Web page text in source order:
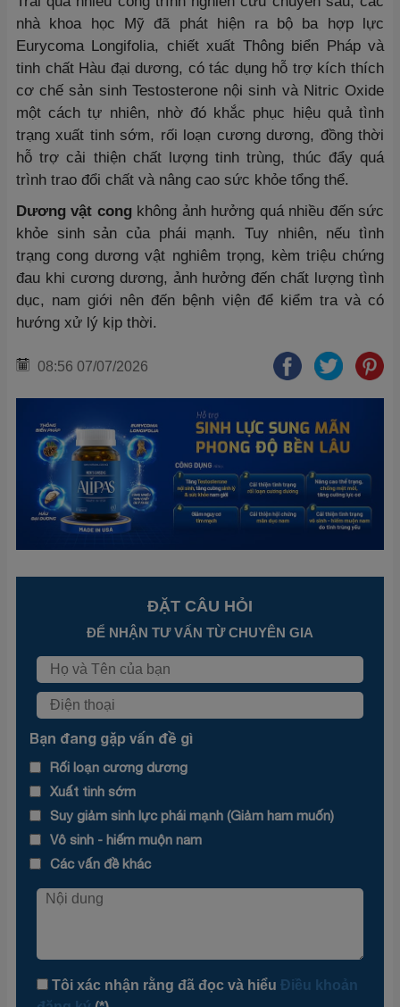
nhà khoa học Mỹ đã phát hiện ra bộ ba hợp lực
Eurycoma Longifolia, chiết xuất Thông biển Pháp và
tinh chất Hàu đại dương, có tác dụng hỗ trợ kích thích
cơ chế sản sinh Testosterone nội sinh và Nitric Oxide
một cách tự nhiên, nhờ đó khắc phục hiệu quả tình
trạng xuất tinh sớm, rối loạn cương dương, đồng thời
hỗ trợ cải thiện chất lượng tinh trùng, thúc đẩy quá
trình trao đổi chất và nâng cao sức khỏe tổng thể.
Dương vật congkhông ảnh hưởng quá nhiều đến sức
khỏe sinh sản của phái mạnh. Tuy nhiên, nếu tình
trạng cong dương vật nghiêm trọng, kèm triệu chứng
đau khi cương dương, ảnh hưởng đến chất lượng tình
dục, nam giới nên đến bệnh viện để kiểm tra và có
hướng xử lý kịp thời.
08:56 07/07/2026
ĐẶT CÂU HỎI
ĐỂ NHẬN TƯ VẤN TỪ CHUYÊN GIA
Bạn đang gặp vấn đề gì
Rối loạn cương dương
Xuất tinh sớm
Suy giảm sinh lực phái mạnh (Giảm ham muốn)
Vô sinh - hiếm muộn nam
Các vấn đề khác
Tôi xác nhận rằng đã đọc và hiểu Điều khoản